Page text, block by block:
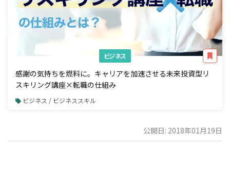
ビジネス
感謝の気持ちを燃料に。キャリアを加速させる未来投資型リ
スキリング講座×転職の仕組み
ビジネス / ビジネススキル
公開日: 2018年01月19日